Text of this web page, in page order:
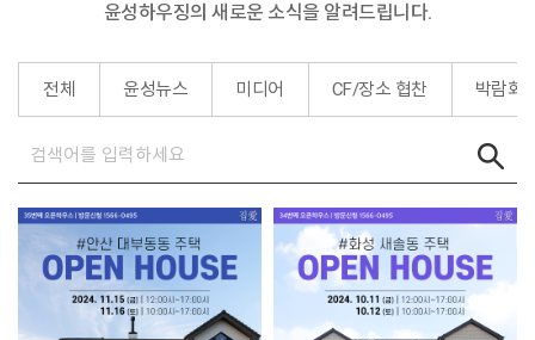
윤성하우징의 새로운 소식을 알려드립니다.
전체 윤성뉴스 미디어 CF/장소 협찬 박람회